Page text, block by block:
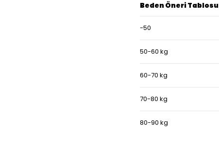
Beden Öneri Tablosu
-50
50-60 kg
60-70 kg
70-80 kg
80-90 kg